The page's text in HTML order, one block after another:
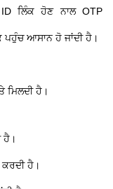
ਲਿੰਕ ਹੋਣ ਨਾਲ OTP
ਆਸਾਨ ਹੋ ਜਾਂਦੀ ਹੈ।
ਮਿਲਦੀ ਹੈ।
ਹੈ।
ਹੈ।